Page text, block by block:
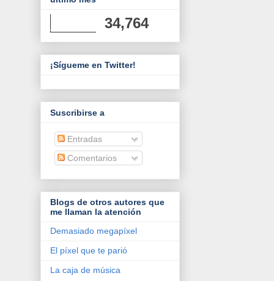
34,764
¡Sígueme en Twitter!
Suscribirse a
Entradas
Comentarios
Blogs de otros autores que
me llaman la atención
Demasiado megapíxel
El píxel que te parió
La caja de música